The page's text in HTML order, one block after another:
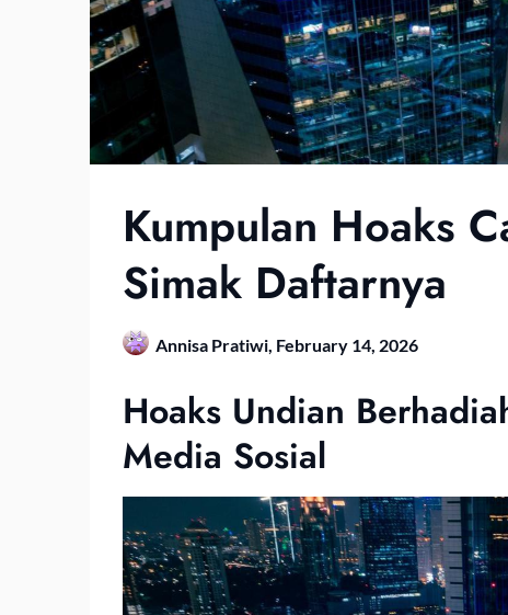
Kumpulan Hoaks
Simak Daftarnya
Annisa Pratiwi, February 14, 2026
Hoaks Undian
Media Sosial